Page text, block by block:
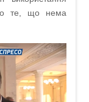
те, що нема